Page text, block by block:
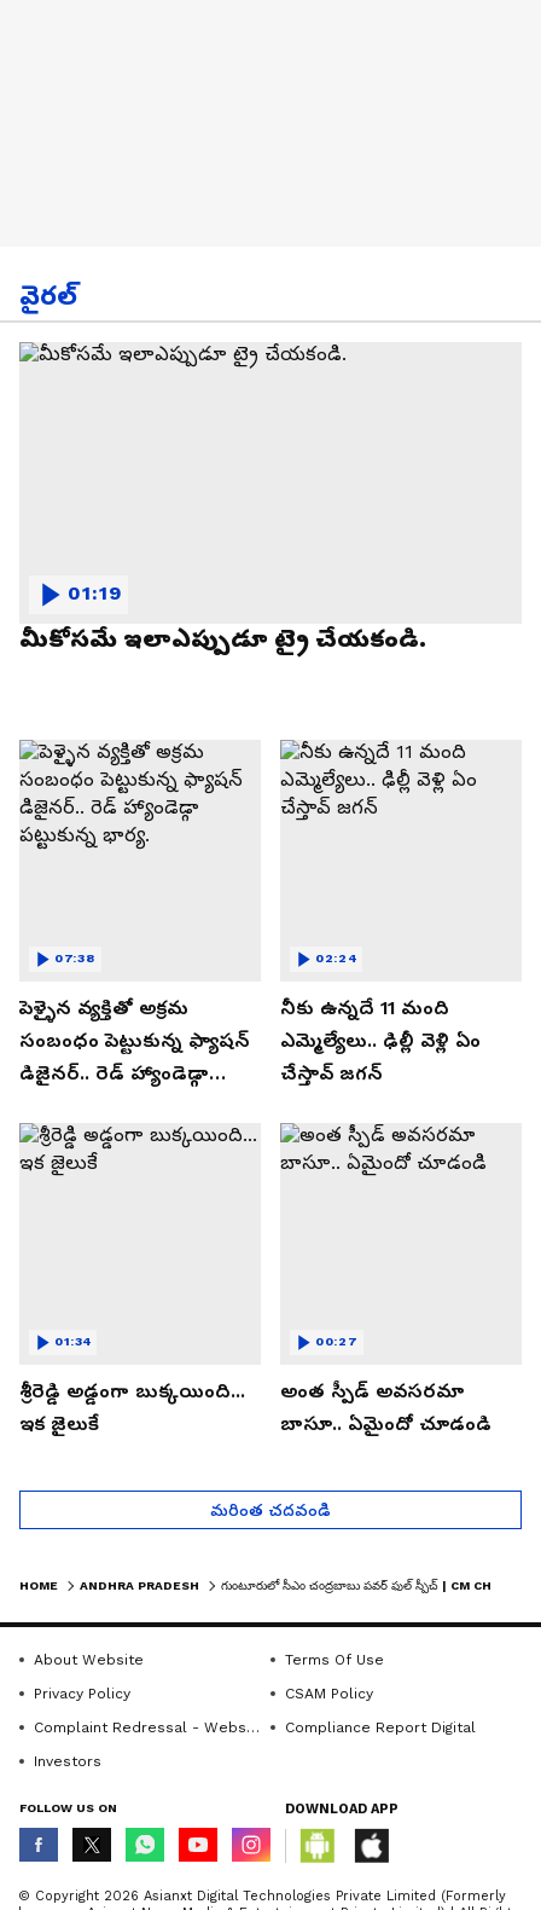
వైరల్
మీకోసమే ఇలాఎప్పుడూ ట్రై చేయకండి.
01:19
పెళ్ళైన వ్యక్తితో అక్రమ
సంబంధం పెట్టుకున్న ఫ్యాషన్
డిజైనర్.. రెడ్ హ్యాండెడ్గా
07:38
నీకు ఉన్నదే 11 మంది
ఎమ్మెల్యేలు.. ఢిల్లీ వెళ్లి ఏం
చేస్తావ్ జగన్
02:24
శ్రీరెడ్డి అడ్డంగా బుక్కయింది...
ఇక జైలుకే
01:34
అంత స్పీడ్ అవసరమా
బాసూ.. ఏమైందో చూడండి
00:27
మరింత చదవండి
HOME ANDHRA PRADESH
About Website
Terms Of Use
Privacy Policy
CSAM Policy
Complaint Redressal - Website
Compliance Report Digital
Investors
FOLLOW US ON DOWNLOAD APP
© Copyright 2026 Asianxt Digital Technologies Private Limited (Formerly